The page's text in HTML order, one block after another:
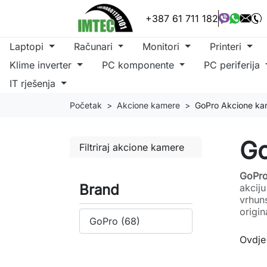
+387 61 711 182
Laptopi Računari Monitori Printeri
Klime inverter
PC komponente PC periferija
IT rješenja
Početak Akcione kamere GoPro Akcione
Filtriraj akcione kamere
Brand